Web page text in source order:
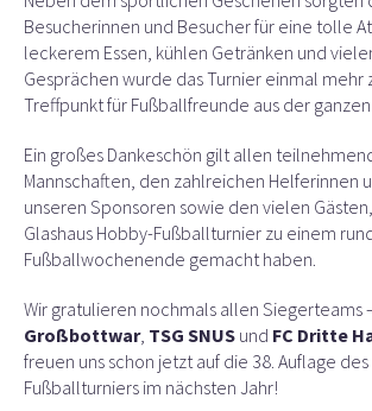
Besucherinnen und Besucher für eine tolle
leckerem Essen, kühlen Getränken und
Gesprächen wurde das Turnier einmal mehr
Treffpunkt für Fußballfreunde aus der
Ein großes Dankeschön gilt allen
Mannschaften, den zahlreichen Helferinnen
unseren Sponsoren sowie den vielen
Glashaus Hobby-Fußballturnier zu einem
Fußballwochenende gemacht haben.
Wir gratulieren nochmals allen Siegerteams
Großbottwar, TSG SNUS und FC Dritte
freuen uns schon jetzt auf die 38. Auflage
Fußballturniers im nächsten Jahr!